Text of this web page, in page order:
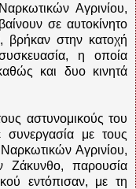
Αγρινίου,
σε αυτοκίνητο
βρήκαν στην κατοχή
η οποία
και δυο κινητά
αστυνομικούς του
με τους
Αγρινίου,
Ζάκυνθο, παρουσία
εντόπισαν, με τη